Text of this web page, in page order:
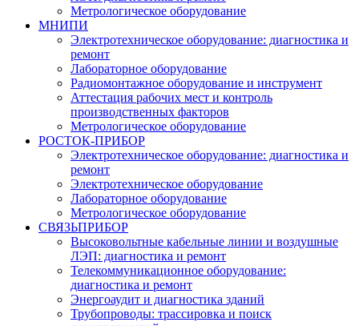
Метрологическое оборудование
МНИПИ
Электротехническое оборудование: диагностика и
ремонт
Лабораторное оборудование
Радиомонтажное оборудование и инструмент
Аттестация рабочих мест и контроль
производственных факторов
Метрологическое оборудование
РОСТОК-ПРИБОР
Электротехническое оборудование: диагностика и
ремонт
Электротехническое оборудование
Лабораторное оборудование
Метрологическое оборудование
СВЯЗЬПРИБОР
Высоковольтные кабельные линии и воздушные
ЛЭП: диагностика и ремонт
Телекоммуникационное оборудование:
диагностика и ремонт
Энергоаудит и диагностика зданий
Трубопроводы: трассировка и поиск